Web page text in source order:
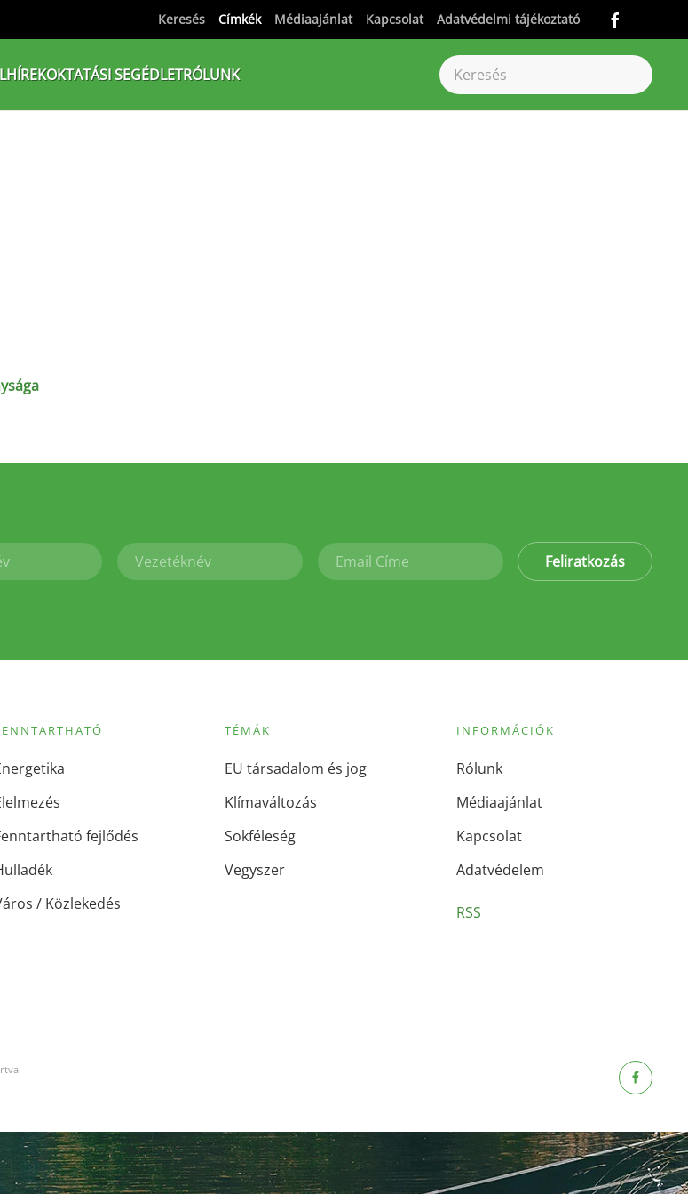
Keresés Címkék Médiaajánlat Kapcsolat Adatvédelmi tájékoztató
HÍREKOKTATÁSI SEGÉDLETRÓLUNK
Feliratkozás
fejlődés
/ Közlekedés
TÉMÁK
EU társadalom és jog
Klímaváltozás
Sokféleség
Vegyszer
INFORMÁCIÓK
Rólunk
Médiaajánlat
Kapcsolat
Adatvédelem
RSS